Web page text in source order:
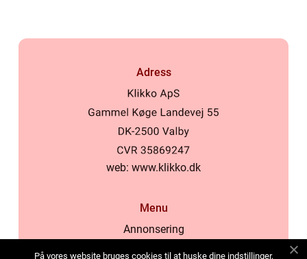
Adress
web: www.klikko.dk
Menu
Annonsering
På vores website bruges cookies til at huske dine indstillinger,